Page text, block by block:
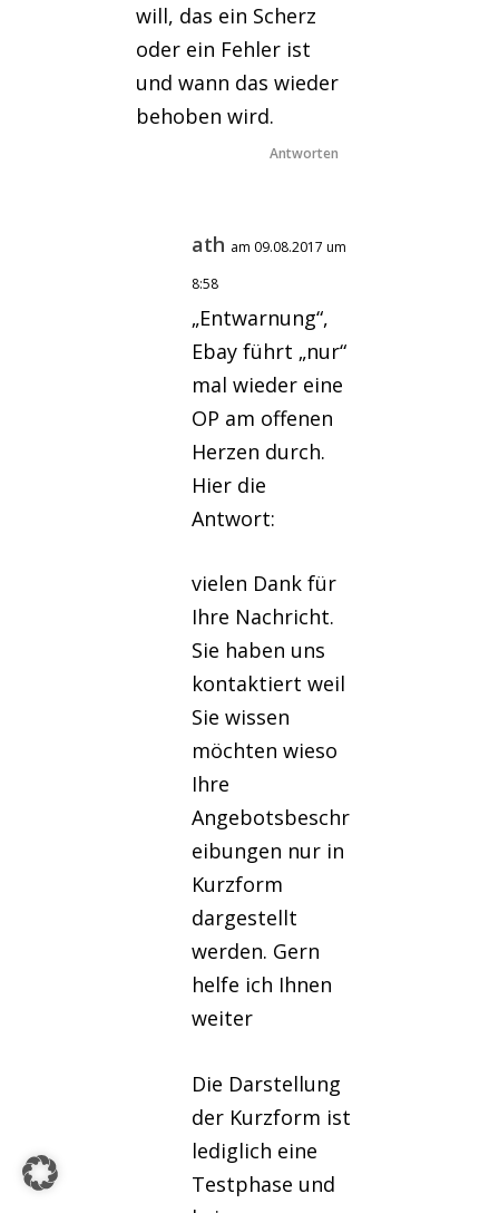
will, das ein Scherz
oder ein Fehler ist
und wann das wieder
behoben wird.
Antworten
ath am 09.08.2017 um
8:58
„Entwarnung“,
Ebay führt „nur“
mal wieder eine
OP am offenen
Herzen durch.
Hier die
Antwort:
vielen Dank für
Ihre Nachricht.
Sie haben uns
kontaktiert weil
Sie wissen
möchten wieso
Ihre
Angebotsbeschr
eibungen nur in
Kurzform
dargestellt
werden. Gern
helfe ich Ihnen
weiter
Die Darstellung
der Kurzform ist
lediglich eine
Testphase und